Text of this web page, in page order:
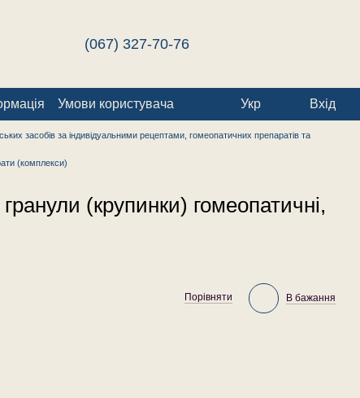
(067) 327-70-76
Умови користувача Укр Вхід
засобів за індивідуальними рецептами, гомеопатичних препаратів та
(комплекси)
(крупинки) гомеопатичні,
Порівняти В бажання